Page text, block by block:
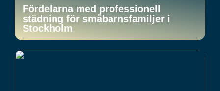
Fördelarna med professionell
städning för småbarnsfamiljer i
Stockholm